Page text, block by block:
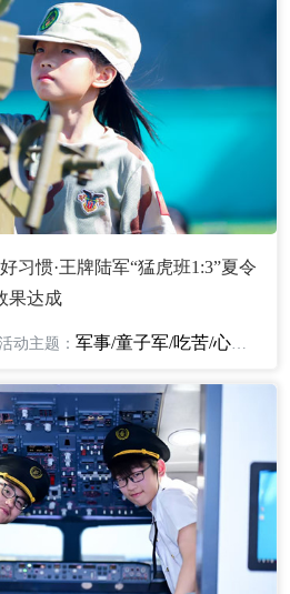
习惯·王牌陆军“猛虎班1:3”夏令
果达成
动主题：军事/童子军/吃苦/心智/励志